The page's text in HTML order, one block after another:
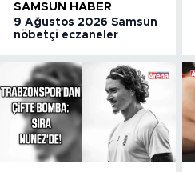
SAMSUN HABER
9 Ağustos 2026 Samsun
nöbetçi eczaneler